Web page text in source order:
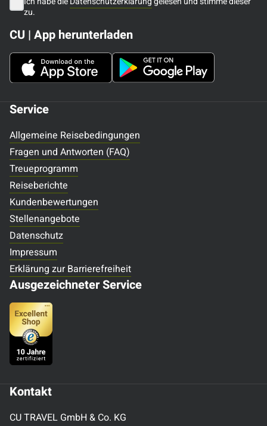
Service
Allgemeine Reisebedingungen
Fragen und Antworten (FAQ)
Treueprogramm
Reiseberichte
Kundenbewertungen
Stellenangebote
Datenschutz
Impressum
Erklärung zur Barrierefreiheit
Ausgezeichneter Service
Kontakt
CU TRAVEL GmbH & Co. KG
zu.
CU | App herunterladen